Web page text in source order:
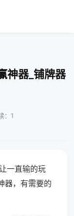
神器_铺牌器
：1
一直输的玩
器，有需要的